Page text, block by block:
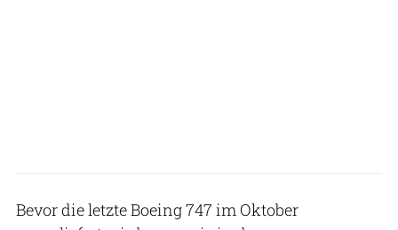
Bevor die letzte Boeing 747 im Oktober